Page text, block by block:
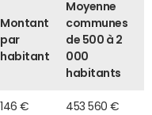
Montant
par
habitant
Moyenne
communes
de 500 à 2
000
habitants
146 € 453 560 €